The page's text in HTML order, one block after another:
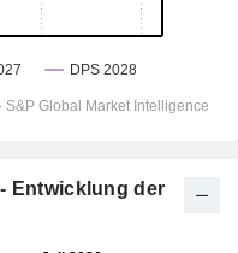
Entwicklung der